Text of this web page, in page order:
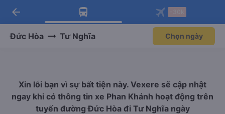
Tải app Vexere ngay!
Nhận ưu đãi thành viên độc
Mở app
Tải app Vexere
-30k/ghế khi đặt vé máy bay qua
Mở app
arrow_back
Đức Hòa Tư Nghĩa Chọn ngày
Xin lỗi bạn vì sự bất tiện này. Vexere sẽ cập nhật
ngay khi có thông tin xe Phan Khánh hoạt động trên
tuyến đường Đức Hòa đi Tư Nghĩa ngày